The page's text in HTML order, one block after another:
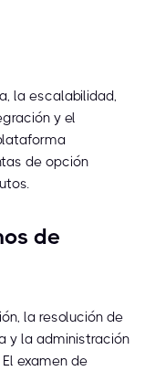
la escalabilidad,
y el
de opción
de
la resolución de
y la administración
examen de